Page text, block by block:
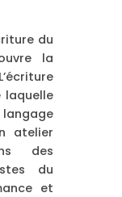
du
la
laquelle
atelier
des
du
et